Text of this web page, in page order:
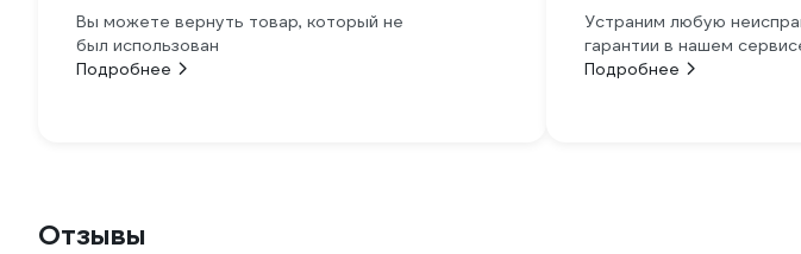
Вы можете вернуть товар, который не
был использован
Подробнее
Устраним любую
гарантии в нашем
Подробнее
Отзывы